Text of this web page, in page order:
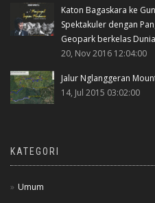
Katon Bagaskara ke
Spektakuler dengan
Geopark berkelas Dunia
20, Nov 2016 12:04:00
Jalur Nglanggeran
14, Jul 2015 03:02:00
KATEGORI
Umum